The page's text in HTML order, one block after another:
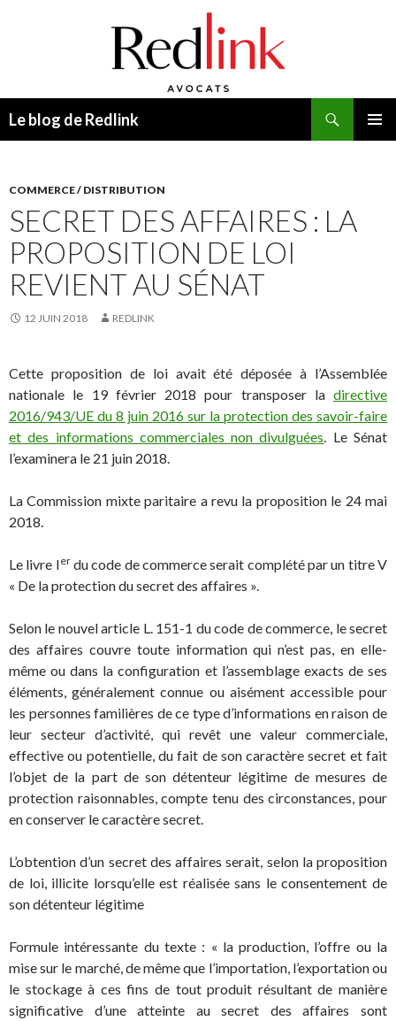
Le blog de Redlink
COMMERCE / DISTRIBUTION
SECRET DES AFFAIRES : LA
PROPOSITION DE LOI
REVIENT AU SÉNAT
12 JUIN 2018 REDLINK
Cette proposition de loi avait été déposée à l’Assemblée
nationale le 19 février 2018 pour transposer la directive
2016/943/UE du 8 juin 2016 sur la protection des savoir-faire
et des informations commerciales non divulguées. Le Sénat
l’examinera le 21 juin 2018.
La Commission mixte paritaire a revu la proposition le 24 mai
2018.
Le livre Ierdu code de commerce serait complété par un titre V
« De la protection du secret des affaires ».
Selon le nouvel article L. 151-1 du code de commerce, le secret
des affaires couvre toute information qui n’est pas, en elle-
même ou dans la configuration et l’assemblage exacts de ses
éléments, généralement connue ou aisément accessible pour
les personnes familières de ce type d’informations en raison de
leur secteur d’activité, qui revêt une valeur commerciale,
effective ou potentielle, du fait de son caractère secret et fait
l’objet de la part de son détenteur légitime de mesures de
protection raisonnables, compte tenu des circonstances, pour
en conserver le caractère secret.
L’obtention d’un secret des affaires serait, selon la proposition
de loi, illicite lorsqu’elle est réalisée sans le consentement de
son détenteur légitime
Formule intéressante du texte : « la production, l’offre ou la
mise sur le marché, de même que l’importation, l’exportation ou
le stockage à ces fins de tout produit résultant de manière
significative d’une atteinte au secret des affaires sont